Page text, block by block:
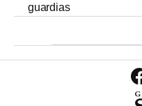
guardias